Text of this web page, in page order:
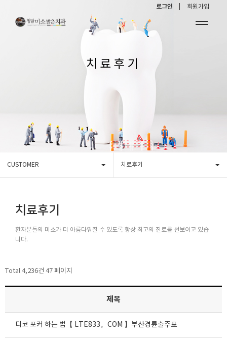
로그인 | 회원가입
치료후기
CUSTOMER 치료후기
치료후기
환자분들의 미소가 더 아름다워질 수 있도록 항상 최고의 진료를 선보이고 있습
니다.
Total 4,236건 47 페이지
제목
디코 포커 하는 법【 LTE833。COM 】부산경륜출주표